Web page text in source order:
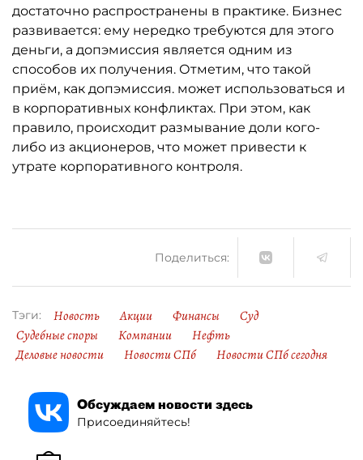
достаточно распространены в практике. Бизнес
развивается: ему нередко требуются для этого
деньги, а допэмиссия является одним из
способов их получения. Отметим, что такой
приём, как допэмиссия. может использоваться и
в корпоративных конфликтах. При этом, как
правило, происходит размывание доли кого-
либо из акционеров, что может привести к
утрате корпоративного контроля.
Поделиться:
Тэги: Новость Акции Финансы
Суд
Судебные споры
Компании
Нефть
Деловые новости
Новости СПб Новости СПб сегодня
Обсуждаем новости здесь
Присоединяйтесь!